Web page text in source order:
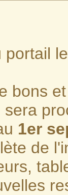
bons
1er
de